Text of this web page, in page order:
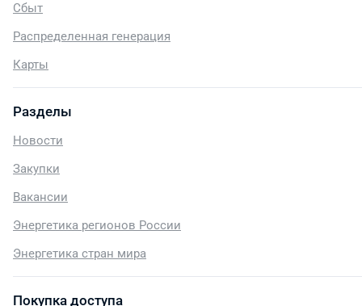
Сбыт
Распределенная генерация
Карты
Разделы
Новости
Закупки
Вакансии
Энергетика регионов России
Энергетика стран мира
Покупка доступа